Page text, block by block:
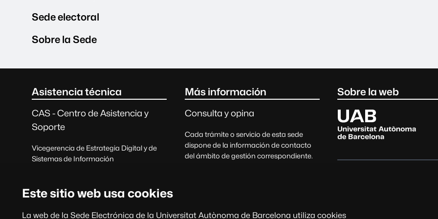
Este sitio web usa cookies
La web de la Sede Electrónica de la Universitat Autònoma de Barcelona utiliza cookies
Sede electoral
Sobre la Sede
Contacto e información legal
Asistencia técnica
CAS - Centro de Asistencia y
Soporte
Vicegerencia de Estrategia Digital y de
Sistemas de Información
93 581 21 00
Más información
Consulta y opina
Cada trámite o servicio de esta sede
dispone de la información de contacto
del ámbito de gestión correspondiente.
Sobre la web
Universitat Autònoma de